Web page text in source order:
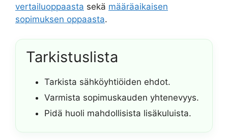
vertailuoppaasta sekä määräaikaisen
sopimuksen oppaasta.
Tarkistuslista
Tarkista sähköyhtiöiden ehdot.
Varmista sopimuskauden yhtenevyys.
Pidä huoli mahdollisista lisäkuluista.